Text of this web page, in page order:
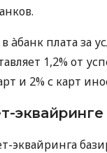
àбанк плата за
1,2% от
и 2% с карт
эквайринге
эквайринга